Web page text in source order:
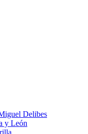
Delibes
y León